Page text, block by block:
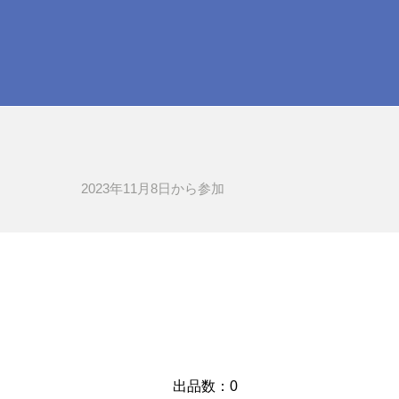
2023年11月8日​から参加
​出品数：0